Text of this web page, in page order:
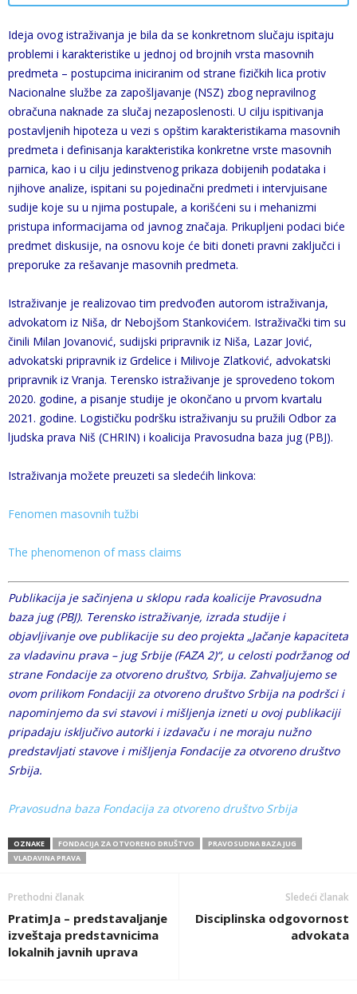
Ideja ovog istraživanja je bila da se konkretnom slučaju ispitaju
problemi i karakteristike u jednoj od brojnih vrsta masovnih
predmeta – postupcima iniciranim od strane fizičkih lica protiv
Nacionalne službe za zapošljavanje (NSZ) zbog nepravilnog
obračuna naknade za slučaj nezaposlenosti. U cilju ispitivanja
postavljenih hipoteza u vezi s opštim karakteristikama masovnih
predmeta i definisanja karakteristika konkretne vrste masovnih
parnica, kao i u cilju jedinstvenog prikaza dobijenih podataka i
njihove analize, ispitani su pojedinačni predmeti i intervjuisane
sudije koje su u njima postupale, a korišćeni su i mehanizmi
pristupa informacijama od javnog značaja. Prikupljeni podaci biće
predmet diskusije, na osnovu koje će biti doneti pravni zaključci i
preporuke za rešavanje masovnih predmeta.
Istraživanje je realizovao tim predvođen autorom istraživanja,
advokatom iz Niša, dr Nebojšom Stankovićem. Istraživački tim su
činili Milan Jovanović, sudijski pripravnik iz Niša, Lazar Jović,
advokatski pripravnik iz Grdelice i Milivoje Zlatković, advokatski
pripravnik iz Vranja. Terensko istraživanje je sprovedeno tokom
2020. godine, a pisanje studije je okončano u prvom kvartalu
2021. godine. Logističku podršku istraživanju su pružili Odbor za
ljudska prava Niš (CHRIN) i koalicija Pravosudna baza jug (PBJ).
Istraživanja možete preuzeti sa sledećih linkova:
Fenomen masovnih tužbi
The phenomenon of mass claims
Publikacija je sačinjena u sklopu rada koalicije Pravosudna
baza jug (PBJ). Terensko istraživanje, izrada studije i
objavljivanje ove publikacije su deo projekta „Jačanje kapaciteta
za vladavinu prava – jug Srbije (FAZA 2)“, u celosti podržanog od
strane Fondacije za otvoreno društvo, Srbija. Zahvaljujemo se
ovom prilikom Fondaciji za otvoreno društvo Srbija na podršci i
napominjemo da svi stavovi i mišljenja izneti u ovoj publikaciji
pripadaju isključivo autorki i izdavaču i ne moraju nužno
predstavljati stavove i mišljenja Fondacije za otvoreno društvo
Srbija.
Pravosudna baza Fondacija za otvoreno društvo Srbija
OZNAKE FONDACIJA ZA OTVORENO DRUŠTVO
PRAVOSUDNA BAZA JUG
VLADAVINA PRAVA
Prethodni članak
PratimJa – predstavaljanje
izveštaja predstavnicima
lokalnih javnih uprava
Sledeći članak
Disciplinska odgovornost
advokata